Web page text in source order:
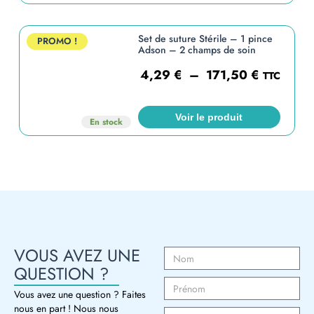
PROMO !
En stock
Set de suture Stérile – 1 pince
Adson – 2 champs de soin
4,29€ – 171,50€ TTC
Voir le produit
VOUS AVEZ UNE
QUESTION ?
Vous avez une question ? Faites
nous en part ! Nous nous